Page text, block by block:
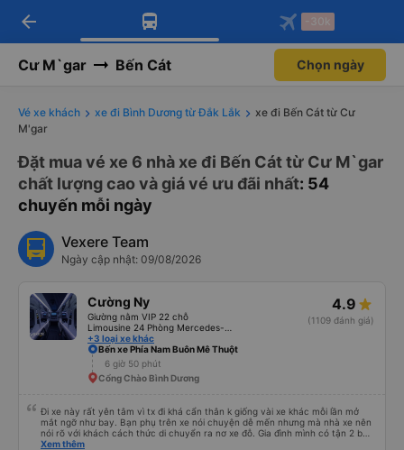
Tải app Vexere ngay!
Nhận ưu đãi thành viên độc
Mở app
Tải app Vexere
-30k/ghế khi đặt vé máy bay qua
Mở app
arrow_back -30k
Cư M`gar Bến Cát Chọn ngày
Vé xe khách xe đi Bình Dương từ Đắk Lắk
xe đi Bến Cát từ Cư
M'gar
Đặt mua vé xe 6 nhà xe đi Bến Cát từ Cư M`gar
chất lượng cao và giá vé ưu đãi nhất: 54
chuyến mỗi ngày
Vexere Team
Ngày cập nhật: 09/08/2026
Cường Ny
Giường nằm VIP 22 chỗ
+3 loại xe khác
4.9
(1109 đánh giá)
Bến xe Phía Nam Buôn Mê Thuột
6 giờ 50 phút
Cổng Chào Bình Dương
Đi xe này rất yên tâm vì tx đi khá cẩn thân k giống vài xe khác mỗi lần mở
mắt ngỡ như bay. Bạn phụ trên xe nói chuyện dễ mến nhưng mà nhà xe nên
nói rõ với khách cách thức di chuyển ra nơ xe đỗ. Gia đình mình có tận 2 bé
nhỏ tay xách nách mang mà mình bị xoay vòng vòng đi bộ đến khu đỗ xe thì
Xem thêm